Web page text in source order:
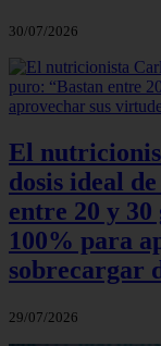
30/07/2026
El
dosis ideal
entre 20 y
100% para
sobrecargar
29/07/2026